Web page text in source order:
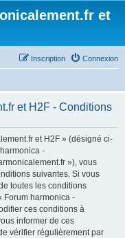
et
Connexion
Inscription
et H2F - Conditions
et H2F » (désigné ci-
-
»), vous
suivantes. Si vous
toutes les conditions
Forum harmonica -
ces conditions à
informer de ces
vérifier régulièrement par